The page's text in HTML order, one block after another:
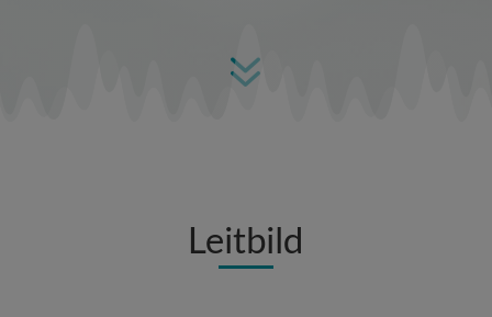
7
Leitbild